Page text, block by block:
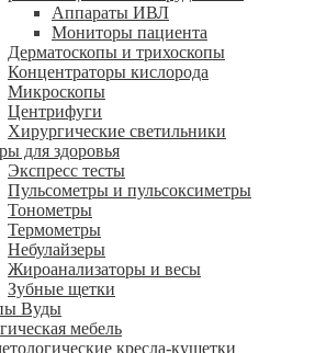
Аппараты ИВЛ
Мониторы пациента
Дерматоскопы и трихоскопы
Концентраторы кислорода
Микроскопы
Центрифуги
Xирургические светильники
для здоровья
Экспресс тесты
Пульсометры и пульсоксиметры
Тонометры
Термометры
Небулайзеры
Жироанализаторы и весы
Зубные щетки
Вуды
мебель
кресла-кушетки